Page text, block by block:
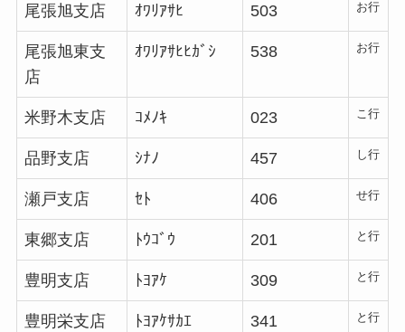
尾張旭支店 ｵﾜﾘｱｻﾋ 503 お行
尾張旭東支
店
ｵﾜﾘｱｻﾋﾋｶﾞｼ 538 お行
米野木支店 ｺﾒﾉｷ 023 こ行
品野支店 ｼﾅﾉ 457 し行
瀬戸支店 ｾﾄ 406 せ行
東郷支店 ﾄｳｺﾞｳ 201 と行
豊明支店 ﾄﾖｱｹ 309 と行
豊明栄支店 ﾄﾖｱｹｻｶｴ 341 と行